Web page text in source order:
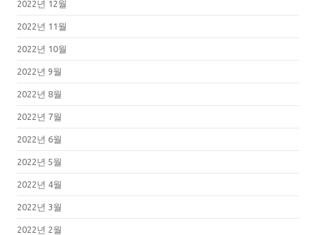
2022년 12월
2022년 11월
2022년 10월
2022년 9월
2022년 8월
2022년 7월
2022년 6월
2022년 5월
2022년 4월
2022년 3월
2022년 2월